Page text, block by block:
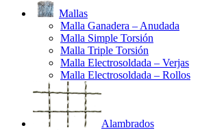
Mallas
Malla Ganadera – Anudada
Malla Simple Torsión
Malla Triple Torsión
Malla Electrosoldada – Verjas
Malla Electrosoldada – Rollos
Alambrados